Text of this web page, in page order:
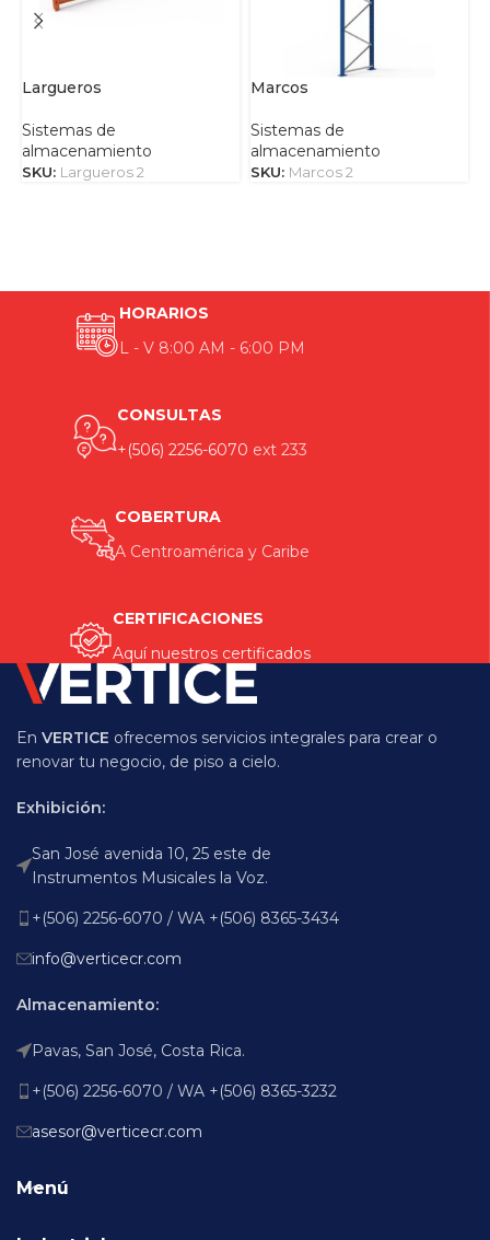
Largueros
Sistemas de
almacenamiento
SKU: Largueros 2
Marcos
Sistemas de
almacenamiento
SKU: Marcos 2
HORARIOS
L - V 8:00 AM - 6:00 PM
CONSULTAS
+(506) 2256-6070 ext 233
COBERTURA
A Centroamérica y Caribe
CERTIFICACIONES
Aquí nuestros certificados
En VERTICE ofrecemos servicios integrales para crear o
renovar tu negocio, de piso a cielo.
Exhibición:
San José avenida 10, 25 este de
Instrumentos Musicales la Voz.
+(506) 2256-6070 / WA +(506) 8365-3434
info@verticecr.com
Almacenamiento:
Pavas, San José, Costa Rica.
+(506) 2256-6070 / WA +(506) 8365-3232
asesor@verticecr.com
Menú